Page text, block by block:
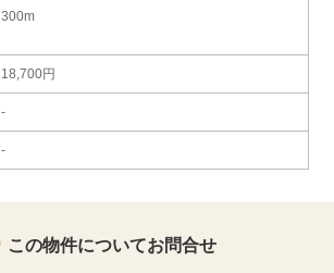
300m
18,700円
-
-
この物件についてお問合せ